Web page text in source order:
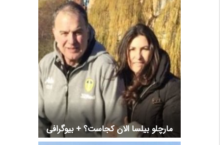
مارچلو بیلسا الان کجاست؟ + بیوگرافی